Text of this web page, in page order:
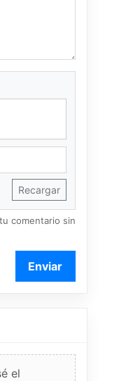
Recargar
comentario sin
Enviar
el